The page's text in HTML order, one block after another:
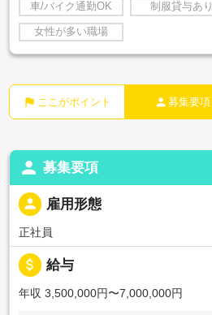
車/バイク通勤OK 制服貸与あり
女性が多い職場
flag ここがポイント person 募集要項
person 募集要項
person 雇用形態
正社員
attach_money 給与
年収 3,500,000円〜7,000,000円